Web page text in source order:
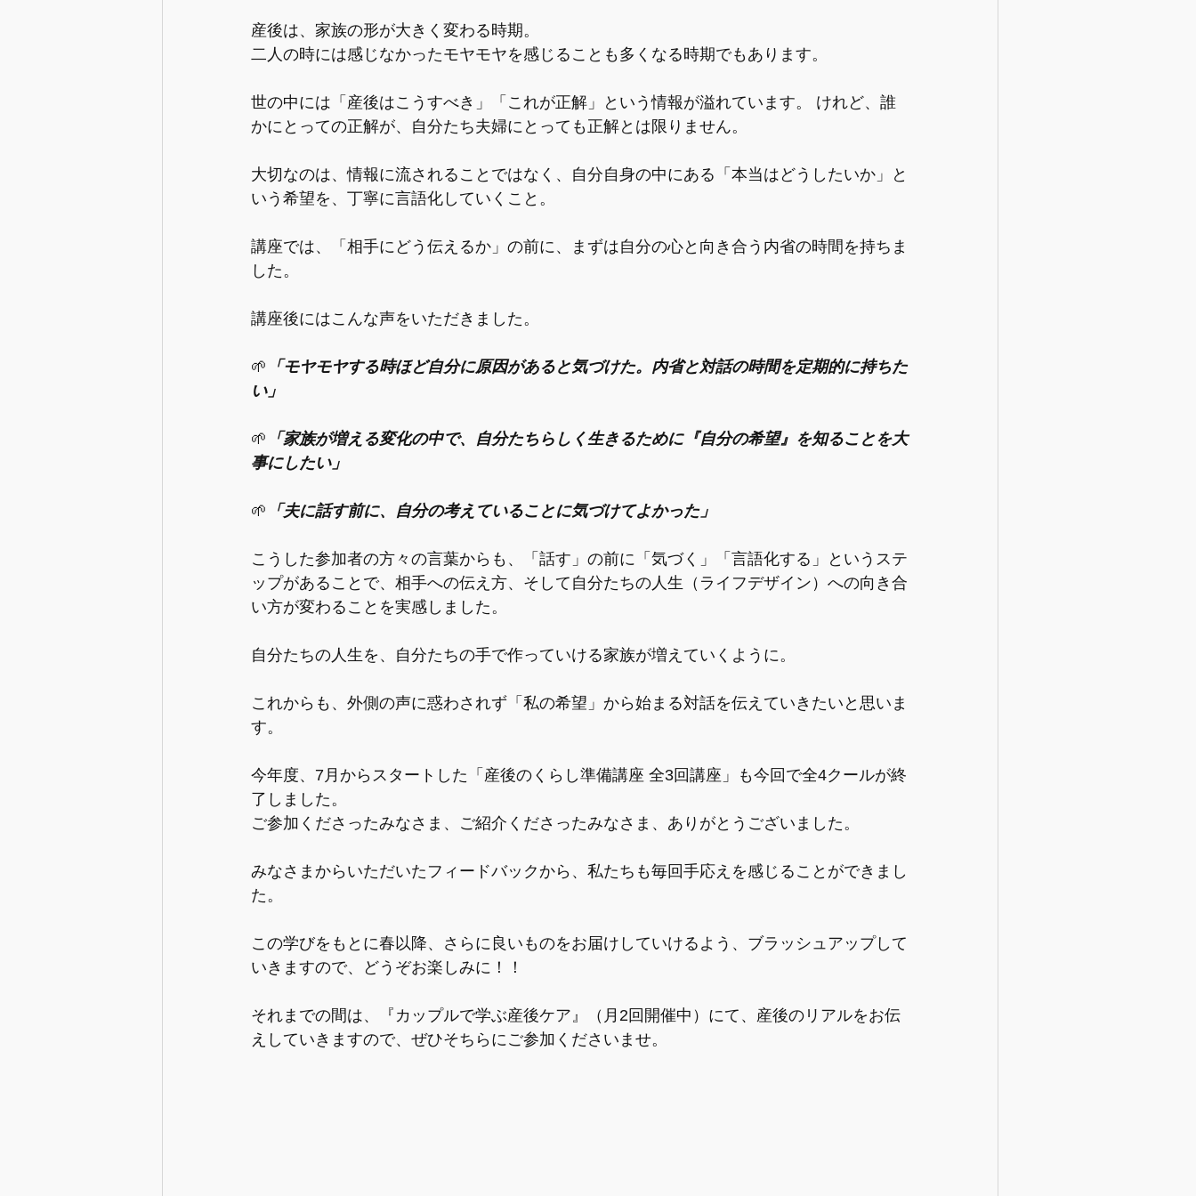
産後は、家族の形が大きく変わる時期。
二人の時には感じなかったモヤモヤを感じることも多くなる時期でもあります。
世の中には「産後はこうすべき」「これが正解」という情報が溢れています。 けれど、誰
かにとっての正解が、自分たち夫婦にとっても正解とは限りません。
大切なのは、情報に流されることではなく、自分自身の中にある「本当はどうしたいか」と
いう希望を、丁寧に言語化していくこと。
講座では、「相手にどう伝えるか」の前に、まずは自分の心と向き合う内省の時間を持ちま
した。
講座後にはこんな声をいただきました。
🌱 「モヤモヤする時ほど自分に原因があると気づけた。内省と対話の時間を定期的に持ちた
い」
🌱 「家族が増える変化の中で、自分たちらしく生きるために『自分の希望』を知ることを大
事にしたい」
🌱 「夫に話す前に、自分の考えていることに気づけてよかった」
こうした参加者の方々の言葉からも、「話す」の前に「気づく」「言語化する」というステ
ップがあることで、相手への伝え方、そして自分たちの人生（ライフデザイン）への向き合
い方が変わることを実感しました。
自分たちの人生を、自分たちの手で作っていける家族が増えていくように。
これからも、外側の声に惑わされず「私の希望」から始まる対話を伝えていきたいと思いま
す。
今年度、7月からスタートした「産後のくらし準備講座 全3回講座」も今回で全4クールが終
了しました。
ご参加くださったみなさま、ご紹介くださったみなさま、ありがとうございました。
みなさまからいただいたフィードバックから、私たちも毎回手応えを感じることができまし
た。
この学びをもとに春以降、さらに良いものをお届けしていけるよう、ブラッシュアップして
いきますので、どうぞお楽しみに！！
それまでの間は、『カップルで学ぶ産後ケア』（月2回開催中）にて、産後のリアルをお伝
えしていきますので、ぜひそちらにご参加くださいませ。